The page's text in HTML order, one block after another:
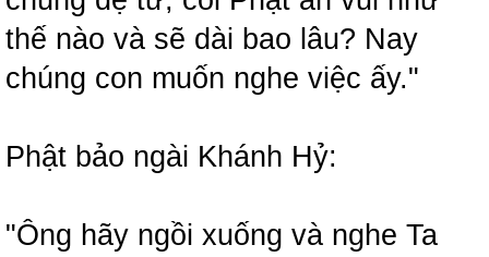
thế nào và sẽ dài bao lâu? Nay
chúng con muốn nghe việc ấy."
Phật bảo ngài Khánh Hỷ:
"Ông hãy ngồi xuống và nghe Ta